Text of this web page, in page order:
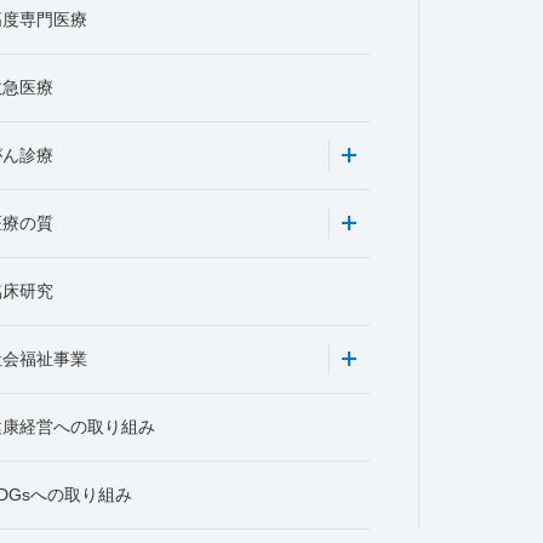
専門医療
医療
診療
療の質
研究
福祉事業
経営への取り組み
への取り組み